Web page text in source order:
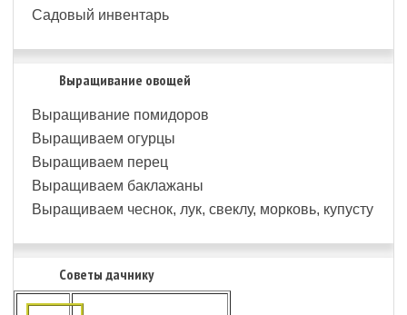
Садовый инвентарь
Выращивание овощей
Выращивание помидоров
Выращиваем огурцы
Выращиваем перец
Выращиваем баклажаны
Выращиваем чеснок, лук, свеклу, морковь, купусту
Советы дачнику